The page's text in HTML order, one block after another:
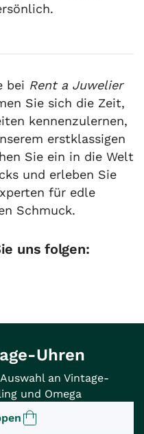
bei Rent a Juwelier
Sie sich die Zeit,
kennenzulernen,
erstklassigen
Sie ein in die Welt
und erleben Sie
für edle
Schmuck.
uns folgen:
Uhren
an Vintage-
und Omega